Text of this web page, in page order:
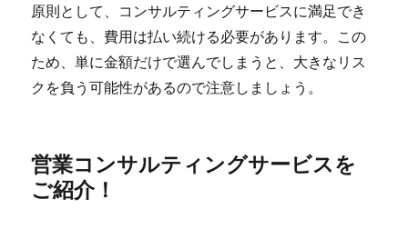
原則として、コンサルティングサービスに満足でき
なくても、費用は払い続ける必要があります。この
ため、単に金額だけで選んでしまうと、大きなリス
クを負う可能性があるので注意しましょう。
営業コンサルティングサービスを
ご紹介！